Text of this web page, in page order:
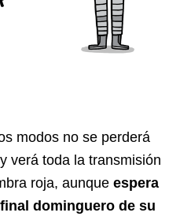
modos no se perderá
verá toda la transmisión
roja, aunque espera
dominguero de su